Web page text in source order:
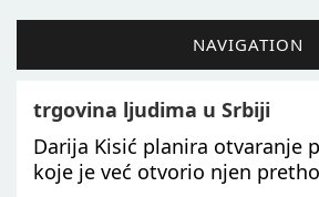
NAVIGATION
trgovina ljudima u Srbiji
Darija Kisić planira otvaranje
koje je već otvorio njen